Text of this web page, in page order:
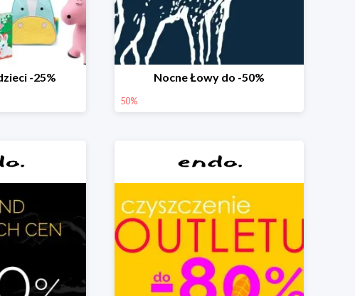
-25% Nocne Łowy do -50%
50%